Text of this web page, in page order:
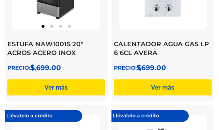
ESTUFA NAW1001S 20″
ACROS ACERO INOX
$
5,699.00
Ver más
CALENTADOR AGUA GAS LP
6 6CL AVERA
$
1,699.00
Ver más
Llévatelo a crédito Llévatelo a crédito